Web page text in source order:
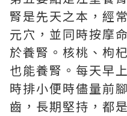
腎是先天之本，經
元穴，並同時按摩
於養腎。核桃、枸
也能養腎。每天早
時排小便時儘量前
齒，長期堅持，都